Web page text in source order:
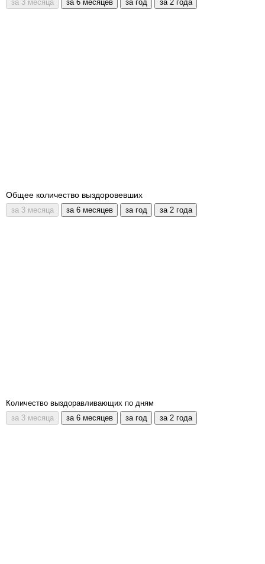
Общее количество выздоровевших
Количество выздоравливающих по дням